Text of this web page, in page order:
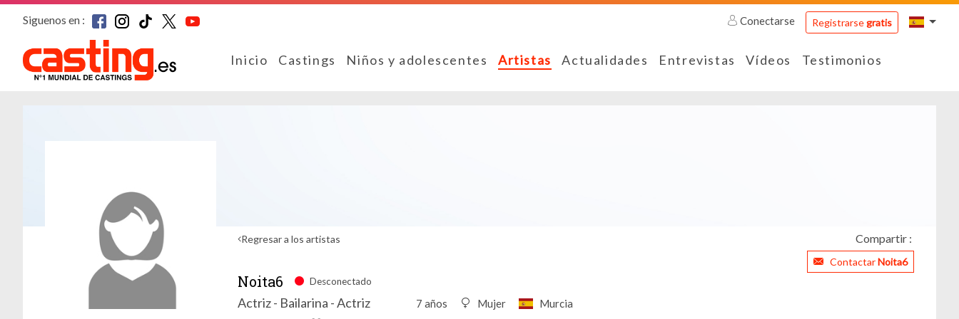
Siguenos en : Conectarse Registrarsegratis
Inicio Castings Niños y adolescentes Artistas Actualidades Entrevistas Vídeos Testimonios
Regresar a los artistas Compartir :
ContactarNoita6
Noita6 Desconectado
Actriz - Bailarina - Actriz 7 años Mujer Murcia